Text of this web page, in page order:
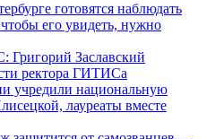
готовятся наблюдать
его увидеть, нужно
Григорий Заславский
ректора ГИТИСа
учредили национальную
лауреаты вместе